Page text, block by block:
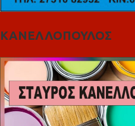
ΚΑΝΕΛΛΟΠΟΥΛΟΣ